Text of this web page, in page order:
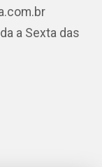
a Sexta das